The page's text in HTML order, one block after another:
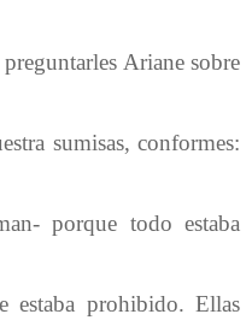
Ariane sobre
sumisas, conformes:
porque todo estaba
estaba prohibido. Ellas